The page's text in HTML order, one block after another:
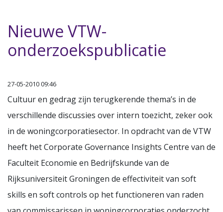
Nieuwe VTW-
onderzoekspublicatie
27-05-2010 09:46
Cultuur en gedrag zijn terugkerende thema’s in de
verschillende discussies over intern toezicht, zeker ook
in de woningcorporatiesector. In opdracht van de VTW
heeft het Corporate Governance Insights Centre van de
Faculteit Economie en Bedrijfskunde van de
Rijksuniversiteit Groningen de effectiviteit van soft
skills en soft controls op het functioneren van raden